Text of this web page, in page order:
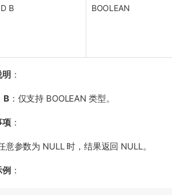
B BOOLEAN
：
B：仅支持 BOOLEAN 类型。
项：
意参数为 NULL 时，结果返回 NULL。
：